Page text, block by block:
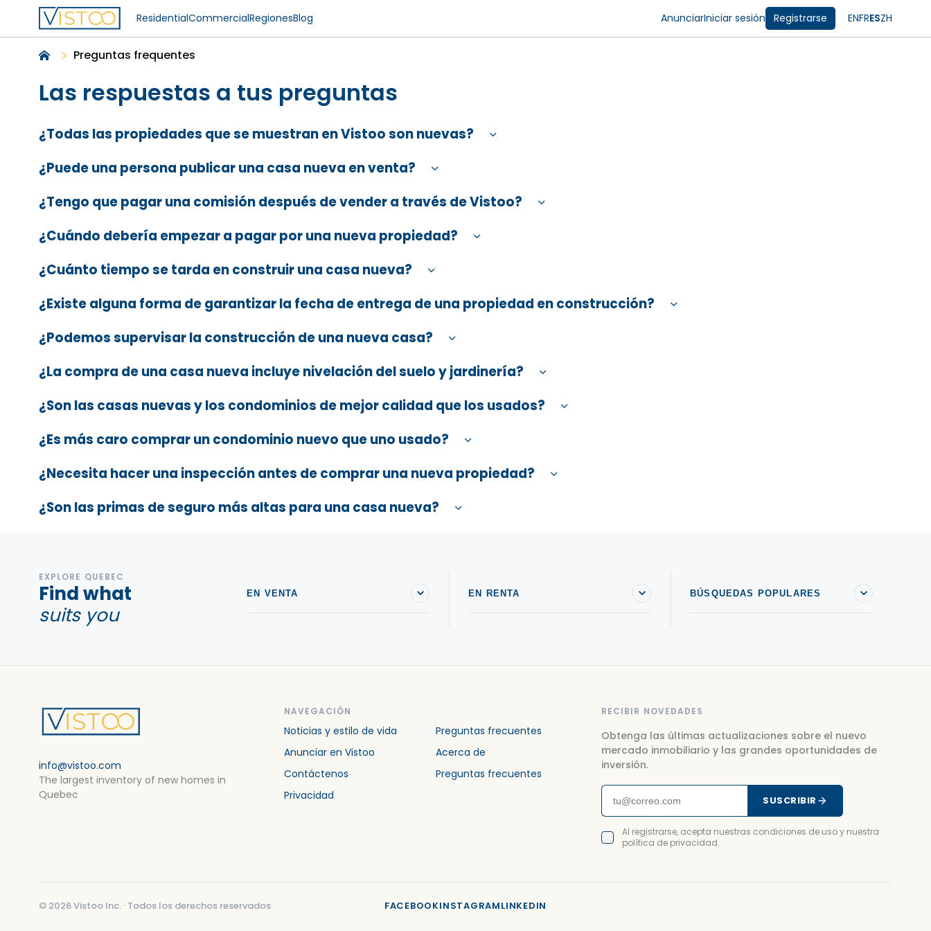
ResidentialCommercialRegionesBlog AnunciarIniciar sesión Registrarse ENFRESZH
Preguntas frequentes
Las respuestas a tus preguntas
¿Todas las propiedades que se muestran en Vistoo son nuevas?
¿Puede una persona publicar una casa nueva en venta?
¿Tengo que pagar una comisión después de vender a través de Vistoo?
¿Cuándo debería empezar a pagar por una nueva propiedad?
¿Cuánto tiempo se tarda en construir una casa nueva?
¿Existe alguna forma de garantizar la fecha de entrega de una propiedad en construcción?
¿Podemos supervisar la construcción de una nueva casa?
¿La compra de una casa nueva incluye nivelación del suelo y jardinería?
¿Son las casas nuevas y los condominios de mejor calidad que los usados?
¿Es más caro comprar un condominio nuevo que uno usado?
¿Necesita hacer una inspección antes de comprar una nueva propiedad?
¿Son las primas de seguro más altas para una casa nueva?
EXPLORE QUEBEC
Find what
suits you
EN VENTA EN RENTA BÚSQUEDAS POPULARES
info@vistoo.com
The largest inventory of new homes in
Quebec
NAVEGACIÓN
Noticias y estilo de vida
Preguntas frecuentes
Anunciar en Vistoo
Acerca de
Contáctenos
Preguntas frecuentes
Privacidad
RECIBIR NOVEDADES
Obtenga las últimas actualizaciones sobre el nuevo
mercado inmobiliario y las grandes oportunidades de
inversión.
SUSCRIBIR
Al registrarse, acepta nuestras condiciones de uso y nuestra
política de privacidad.
© 2026Vistoo Inc. · Todos los derechos reservados FACEBOOKINSTAGRAMLINKEDIN